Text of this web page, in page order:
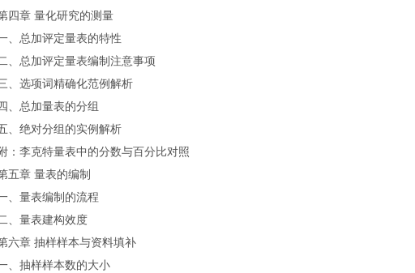
四章 量化研究的测量
、总加评定量表的特性
、总加评定量表编制注意事项
、选项词精确化范例解析
、总加量表的分组
、绝对分组的实例解析
：李克特量表中的分数与百分比对照
五章 量表的编制
、量表编制的流程
、量表建构效度
六章 抽样样本与资料填补
、抽样样本数的大小